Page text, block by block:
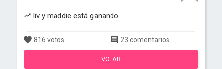
liv y maddie está ganando
816 votos 23 comentarios
VOTAR